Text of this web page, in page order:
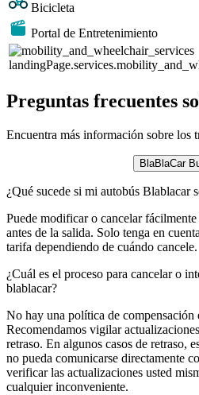
Bicicleta
Portal de Entretenimiento
Preguntas frecuentes
Encuentra más información sobre los
BlaBlaCar
¿Qué sucede si mi autobús Blablacar
Puede modificar o cancelar
antes de la salida. Solo tenga en
tarifa dependiendo de cuándo cancele.
¿Cuál es el proceso para cancelar o
blablacar?
No hay una política de compensación
Recomendamos vigilar
retraso. En algunos casos de retraso,
no pueda comunicarse directamente
verificar las actualizaciones usted
cualquier inconveniente.